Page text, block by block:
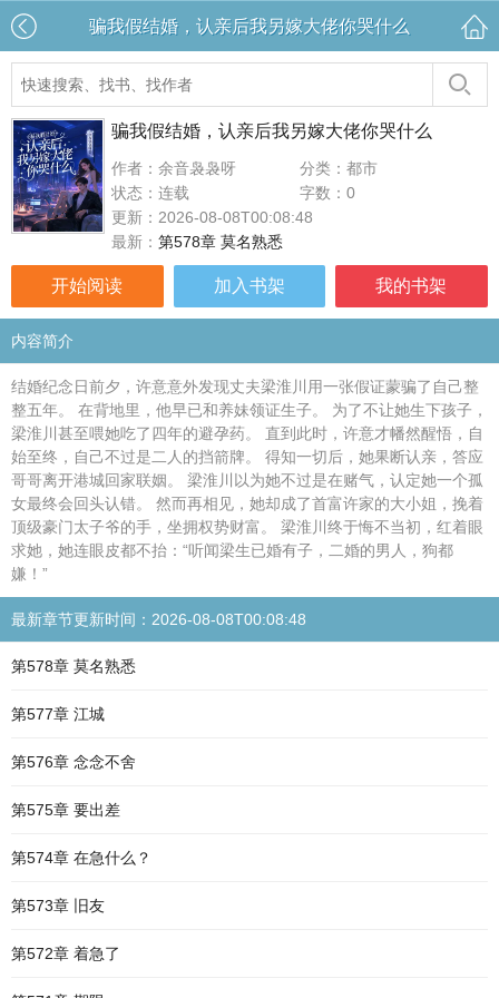
骗我假结婚，认亲后我另嫁大佬你哭什么
骗我假结婚，认亲后我另嫁大佬你哭什么
作者：余音袅袅呀
分类：都市
状态：连载
字数：0
更新：2026-08-08T00:08:48
最新： 第578章 莫名熟悉
开始阅读 加入书架 我的书架
内容简介
结婚纪念日前夕，许意意外发现丈夫梁淮川用一张假证蒙骗了自己整
整五年。 在背地里，他早已和养妹领证生子。 为了不让她生下孩子，
梁淮川甚至喂她吃了四年的避孕药。 直到此时，许意才幡然醒悟，自
始至终，自己不过是二人的挡箭牌。 得知一切后，她果断认亲，答应
哥哥离开港城回家联姻。 梁淮川以为她不过是在赌气，认定她一个孤
女最终会回头认错。 然而再相见，她却成了首富许家的大小姐，挽着
顶级豪门太子爷的手，坐拥权势财富。 梁淮川终于悔不当初，红着眼
求她，她连眼皮都不抬：“听闻梁生已婚有子，二婚的男人，狗都
嫌！”
最新章节更新时间：2026-08-08T00:08:48
第578章 莫名熟悉
第577章 江城
第576章 念念不舍
第575章 要出差
第574章 在急什么？
第573章 旧友
第572章 着急了